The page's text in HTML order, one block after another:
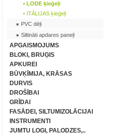
• LODE ķieģeļi
• ITĀLIJAS ķieģeļi
PVC dēļi
Siltināti apdares paneļi
APGAISMOJUMS
BLOKI, BRUĢIS
APKUREI
BŪVĶĪMIJA, KRĀSAS
DURVIS
DROŠĪBAI
GRĪDAI
FASĀDEI, SILTUMIZOLĀCIJAI
INSTRUMENTI
JUMTU LOGI, PALODZES,..